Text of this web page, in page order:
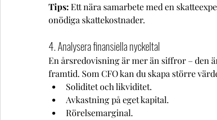
Tips: Ett nära samarbete med en
onödiga skattekostnader.
4. Analysera finansiella nyckeltal
En årsredovisning är mer än siffror – den
framtid. Som CFO kan du skapa större
Soliditet och likviditet.
Avkastning på eget kapital.
Rörelsemarginal.